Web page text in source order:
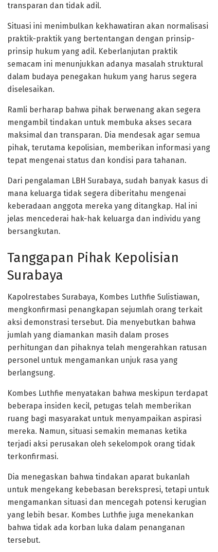
transparan dan tidak adil.
Situasi ini menimbulkan kekhawatiran akan normalisasi
praktik-praktik yang bertentangan dengan prinsip-
prinsip hukum yang adil. Keberlanjutan praktik
semacam ini menunjukkan adanya masalah struktural
dalam budaya penegakan hukum yang harus segera
diselesaikan.
Ramli berharap bahwa pihak berwenang akan segera
mengambil tindakan untuk membuka akses secara
maksimal dan transparan. Dia mendesak agar semua
pihak, terutama kepolisian, memberikan informasi yang
tepat mengenai status dan kondisi para tahanan.
Dari pengalaman LBH Surabaya, sudah banyak kasus di
mana keluarga tidak segera diberitahu mengenai
keberadaan anggota mereka yang ditangkap. Hal ini
jelas mencederai hak-hak keluarga dan individu yang
bersangkutan.
Tanggapan Pihak Kepolisian
Surabaya
Kapolrestabes Surabaya, Kombes Luthfie Sulistiawan,
mengkonfirmasi penangkapan sejumlah orang terkait
aksi demonstrasi tersebut. Dia menyebutkan bahwa
jumlah yang diamankan masih dalam proses
perhitungan dan pihaknya telah mengerahkan ratusan
personel untuk mengamankan unjuk rasa yang
berlangsung.
Kombes Luthfie menyatakan bahwa meskipun terdapat
beberapa insiden kecil, petugas telah memberikan
ruang bagi masyarakat untuk menyampaikan aspirasi
mereka. Namun, situasi semakin memanas ketika
terjadi aksi perusakan oleh sekelompok orang tidak
terkonfirmasi.
Dia menegaskan bahwa tindakan aparat bukanlah
untuk mengekang kebebasan berekspresi, tetapi untuk
mengamankan situasi dan mencegah potensi kerugian
yang lebih besar. Kombes Luthfie juga menekankan
bahwa tidak ada korban luka dalam penanganan
tersebut.